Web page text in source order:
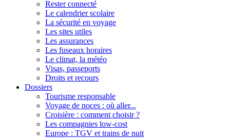
Rester connecté
Le calendrier scolaire
La sécurité en voyage
Les sites utiles
Les assurances
Les fuseaux horaires
Le climat, la météo
Visas, passeports
Droits et recours
Dossiers
Tourisme responsable
Voyage de noces : où aller...
Croisière : comment choisir ?
Les compagnies low-cost
Europe : TGV et trains de nuit